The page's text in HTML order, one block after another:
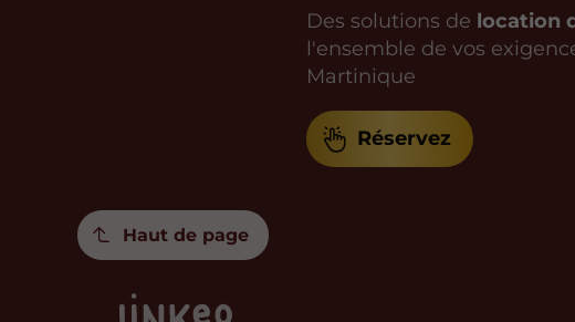
Des solutions de location
l'ensemble de vos
Martinique
Réservez
Haut de page